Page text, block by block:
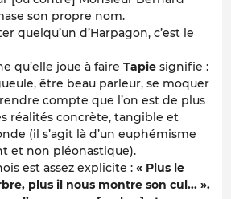
son propre nom.
quelqu’un d’Harpagon, c’est le
qu’elle joue à faire Tapie signifie :
être beau parleur, se moquer
compte que l’on est de plus
réalités concrète, tangible et
(il s’agit là d’un euphémisme
et non pléonastique).
est assez explicite : « Plus le
plus il nous montre son cul... ».